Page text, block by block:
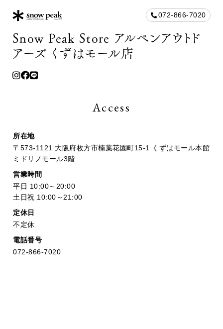
Snow Peak Store アルペンアウトド
アーズ くずはモール店
072-866-7020
Access
所在地
〒573-1121 大阪府枚方市楠葉花園町15-1 くずはモール本館
ミドリノモール3階
営業時間
平日 10:00～20:00
土日祝 10:00～21:00
定休日
不定休
電話番号
072-866-7020